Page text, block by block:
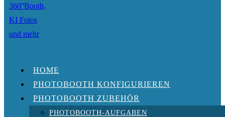
HOME
PHOTOBOOTH KONFIGURIEREN
PHOTOBOOTH ZUBEHÖR
PHOTOBOOTH-AUFGABEN